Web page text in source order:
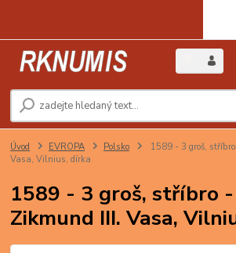
Úvod EVROPA Polsko
1589 - 3 groš,
Vasa, Vilnius, dírka
1589 - 3 groš, stříbro -
Zikmund III. Vasa,